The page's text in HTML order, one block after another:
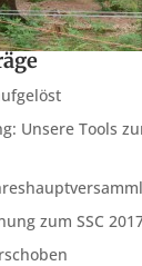
Unsere Tools
zum SSC